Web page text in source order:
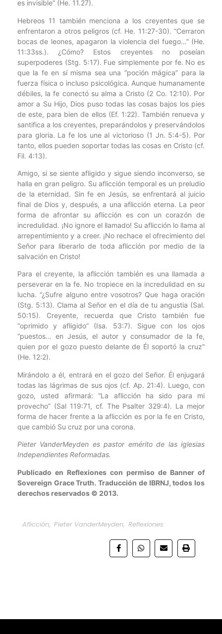
es invisible” (He. 11.27).
Hebreos 11 también menciona a los creyentes que se
enfrentaron a otros peligros (cf. He. 11:27-30). “Cerraron
bocas de leones, apagaron la violencia del fuego…” (He.
11:33ss.). ¿Cómo? Estos creyentes no poseían
superpoderes (Stg. 5:17). Fue simplemente por fe. No es
que la fe en sí misma sea una “poción mágica” para la
fuerza física o incluso psicológica. Aunque humanamente
débiles, la fe conectó su alma a Cristo (2 Co. 12:10). Por
amor a Su Hijo, Dios puso todas las cosas bajos los pies
de este, para bien de ellos (Ef. 1:22). También renueva y
santifica a los creyentes, preparándolos y preservándolos
para gloria. La fe los une al victorioso (1 Jn. 5:4-5). Por
tanto, ellos pueden soportar todas las cosas en Cristo (cf.
Fil. 4:13).
Amigo, si se siente afligido y sigue siendo inconverso, se
halla en gran peligro. Su aflicción temporal es un preludio
de la eternidad. Sin fe en Jesús, se enfrentará al juicio
final de Dios y, después, a una aflicción eterna. La peor
forma de afrontar su aflicción es con un corazón de
incredulidad. ¡No ignore el llamado! Su aflicción lo llama al
arrepentimiento y a creer. ¡No rechace el ofrecimiento del
Señor para liberarlo de toda aflicción por medio de la
salvación en Cristo!
Para el creyente, la aflicción también es una llamada a
perseverar en la fe. No tropiece en la incredulidad en su
lucha. “¿Sufre alguno entre vosotros? Que haga oración
(Stg. 5:13). Clama al Señor en el día de tu angustia (Sal.
50:15). Creyente, recuerda que Cristo también fue
“oprimido y afligido” (Isa. 53:7). Sigue con los ojos
“puestos… en Jesús, el autor y consumador de la fe,
quien por el gozo puesto delante de Él soportó la cruz”
(He. 12:2).
Mirándolo a él, entrará en el gozo del Señor. Él enjugará
todas las lágrimas de sus ojos (cf. Ap. 21:4). Luego, con
gozo, usted afirmará: “La aflicción ha sido para mi
provecho” (Sal 119:71, cf. The Psalter 329:4). La mejor
forma de hacer frente a la aflicción es por la fe en Cristo,
que cambió Su cruz por una corona.
Pieter VanderMeyden es pastor emérito de las iglesias
Independientes Reformadas.
Publicado en Reflexiones con permiso de Banner of
Sovereign Grace Truth. Traducción de IBRNJ, todos los
derechos reservados © 2013.
Aflicción, Pieter VanderMeyden, Reflexiones